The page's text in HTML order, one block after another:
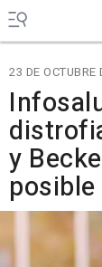
23 DE OCTUBRE
y